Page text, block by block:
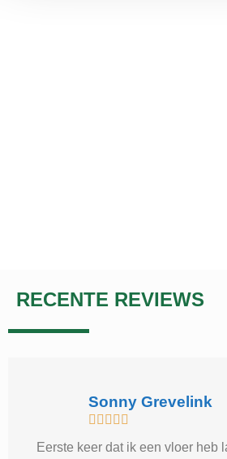
RECENTE REVIEWS
Sonny Grevelink
    
Eerste keer dat ik een vloer heb